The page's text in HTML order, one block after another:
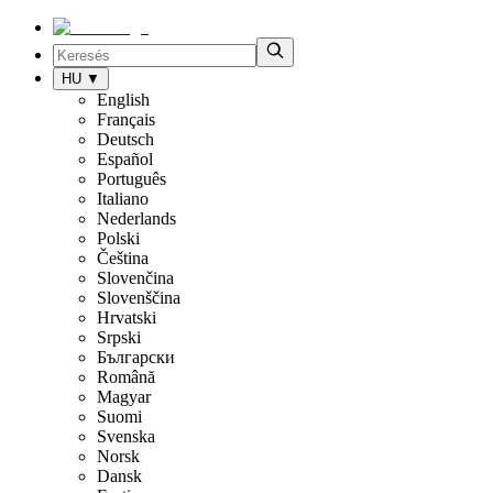
HU ▼
English
Français
Deutsch
Español
Português
Italiano
Nederlands
Polski
Čeština
Slovenčina
Slovenščina
Hrvatski
Srpski
Български
Română
Magyar
Suomi
Svenska
Norsk
Dansk